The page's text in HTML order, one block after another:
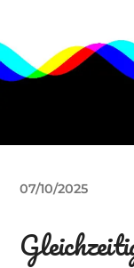
07/10/2025